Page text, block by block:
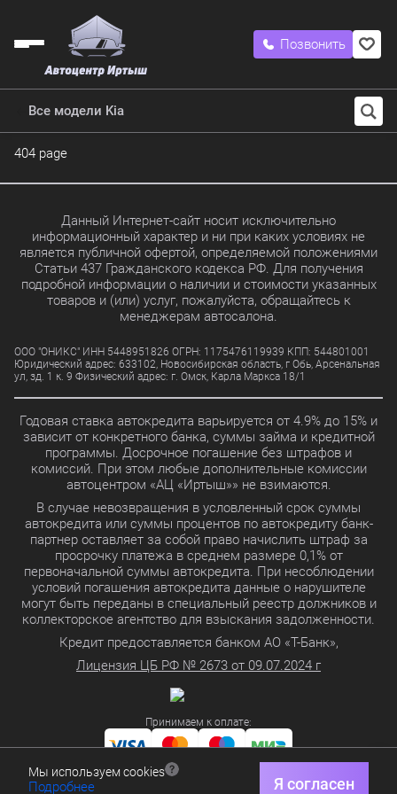
Позвонить
Все модели Kia
404 page
Данный Интернет-сайт носит исключительно
информационный характер и ни при каких условиях не
является публичной офертой, определяемой положениями
Статьи 437 Гражданского кодекса РФ. Для получения
подробной информации о наличии и стоимости указанных
товаров и (или) услуг, пожалуйста, обращайтесь к
менеджерам автосалона.
ООО "ОНИКС" ИНН 5448951826 ОГРН: 1175476119939 КПП: 544801001
Юридический адрес: 633102, Новосибирская область, г Обь, Арсенальная
ул, зд. 1 к. 9 Физический адрес: г. Омск, Карла Маркса 18/1
Годовая ставка автокредита варьируется от 4.9% до 15% и
зависит от конкретного банка, суммы займа и кредитной
программы. Досрочное погашение без штрафов и
комиссий. При этом любые дополнительные комиссии
автоцентром «АЦ «Иртыш»» не взимаются.
В случае невозвращения в условленный срок суммы
автокредита или суммы процентов по автокредиту банк-
партнер оставляет за собой право начислить штраф за
просрочку платежа в среднем размере 0,1% от
первоначальной суммы автокредита. При несоблюдении
условий погашения автокредита данные о нарушителе
могут быть переданы в специальный реестр должников и
коллекторское агентство для взыскания задолженности.
Кредит предоставляется банком АО «Т-Банк»,
Лицензия ЦБ РФ № 2673 от 09.07.2024 г
Принимаем к оплате:
Политика в отношении обработки персональных данных
Мы используем cookies
Подробнее Я согласен